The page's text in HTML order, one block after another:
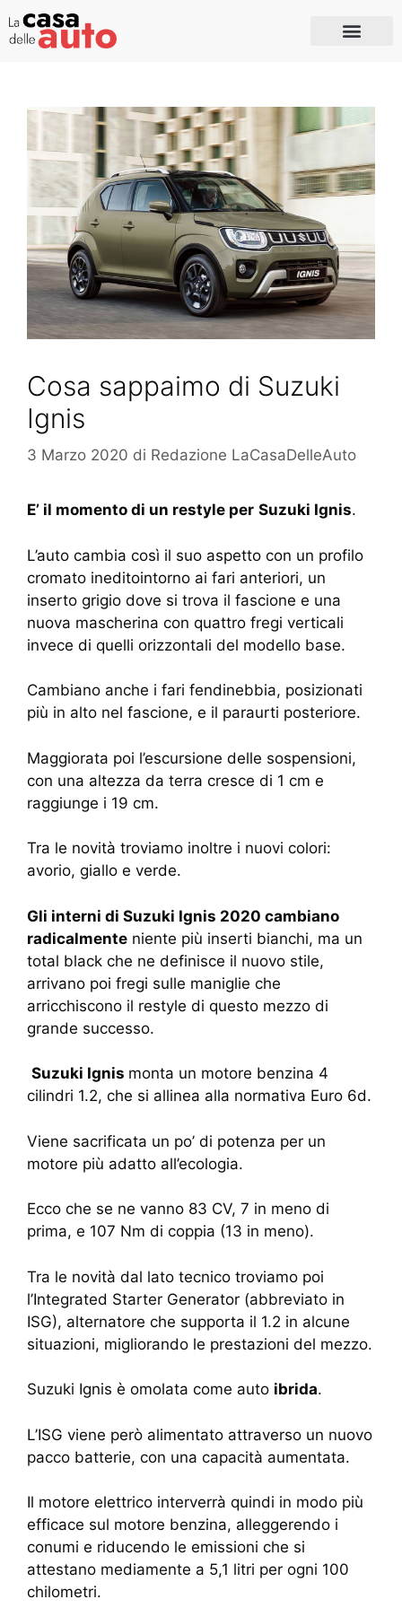
Cosa sappaimo di Suzuki
Ignis
3 Marzo 2020 di Redazione LaCasaDelleAuto
E’ il momento di un restyle per Suzuki Ignis.
L’auto cambia così il suo aspetto con un profilo
cromato ineditointorno ai fari anteriori, un
inserto grigio dove si trova il fascione e una
nuova mascherina con quattro fregi verticali
invece di quelli orizzontali del modello base.
Cambiano anche i fari fendinebbia, posizionati
più in alto nel fascione, e il paraurti posteriore.
Maggiorata poi l’escursione delle sospensioni,
con una altezza da terra cresce di 1 cm e
raggiunge i 19 cm.
Tra le novità troviamo inoltre i nuovi colori:
avorio, giallo e verde.
Gli interni di Suzuki Ignis 2020 cambiano
radicalmente niente più inserti bianchi, ma un
total black che ne definisce il nuovo stile,
arrivano poi fregi sulle maniglie che
arricchiscono il restyle di questo mezzo di
grande successo.
Suzuki Ignis monta un motore benzina 4
cilindri 1.2, che si allinea alla normativa Euro 6d.
Viene sacrificata un po’ di potenza per un
motore più adatto all’ecologia.
Ecco che se ne vanno 83 CV, 7 in meno di
prima, e 107 Nm di coppia (13 in meno).
Tra le novità dal lato tecnico troviamo poi
l’Integrated Starter Generator (abbreviato in
ISG), alternatore che supporta il 1.2 in alcune
situazioni, migliorando le prestazioni del mezzo.
Suzuki Ignis è omolata come auto ibrida.
L’ISG viene però alimentato attraverso un nuovo
pacco batterie, con una capacità aumentata.
Il motore elettrico interverrà quindi in modo più
efficace sul motore benzina, alleggerendo i
conumi e riducendo le emissioni che si
attestano mediamente a 5,1 litri per ogni 100
chilometri.